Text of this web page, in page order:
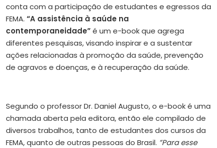
conta com a participação de estudantes e egressos da
FEMA. “A assistência à saúde na
contemporaneidade”é um e-book que agrega
diferentes pesquisas, visando inspirar e a sustentar
ações relacionadas à promoção da saúde, prevenção
de agravos e doenças, e à recuperação da saúde.
Segundo o professor Dr. Daniel Augusto, o e-book é uma
chamada aberta pela editora, então ele compilado de
diversos trabalhos, tanto de estudantes dos cursos da
FEMA, quanto de outras pessoas do Brasil. ”Para esse